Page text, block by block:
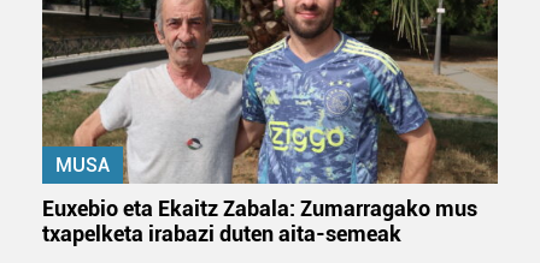
MUSA
Euxebio eta Ekaitz Zabala: Zumarragako mus
txapelketa irabazi duten aita-semeak